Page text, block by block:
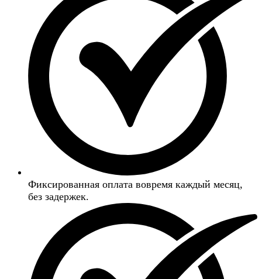
Фиксированная оплата вовремя каждый месяц,
без задержек.